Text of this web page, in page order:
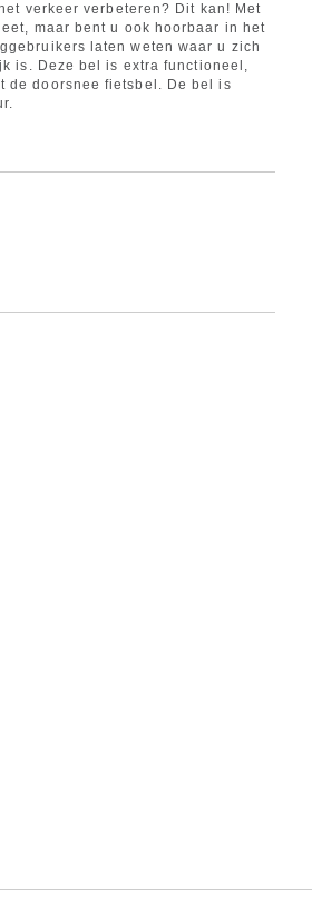
verkeer verbeteren? Dit kan! Met
maar bent u ook hoorbaar in het
laten weten waar u zich
is. Deze bel is extra functioneel,
de doorsnee fietsbel. De bel is